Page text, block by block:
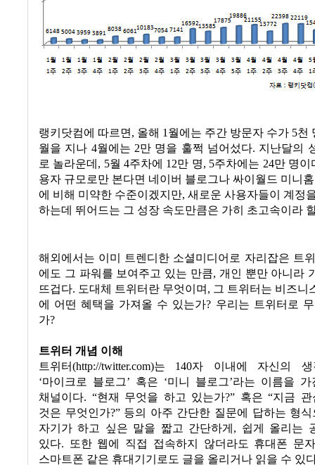
랭키닷컴에 따르면, 올해 1월에는 주간 방문자 수가 5천
월을 지나 4월에는 2만 명을 훌쩍 넘어섰다. 지난달의
로 놀라운데 , 5월 4주차에 12만 명, 5주차에는 24만 명이
용자 규모로만 본다면 네이버 블로그나 싸이월드 미니
에 비해 미약한 수준이겠지만, 새로운 사용자들이 계정
하는데 뛰어드는 그 성장 속도만큼은 가히 초고속이라
해외에서는 이미 트렌디한 소셜미디어로 자리잡은 트
에도 그 파워를 보여주고 있는 만큼, 개인 뿐만 아니라
뜨겁다. 도대체 트위터란 무엇이며 , 그 트위터는 비즈니
에 어떤 혜택을 가져올 수 있는가? 우리는 트위터로
가?
트위터 개념 이해
트위터(http://twitter.com)는 140자 이내에 자신의 생
‘마이크로 블로그’ 혹은 ‘미니 블로그’라는 이름을
채널이다. “현재 무엇을 하고 있는가?” 혹은“지금
것은 무엇인가?” 등의 아주 간단한 질문에 답하는 형식
자기가 하고 싶은 말을 짧고 간단하게 , 쉽게 올리는
있다. 또한 웹에 직접 접속하지 않더라도 휴대폰 문
스마트폰 같은 휴대기기로도 글을 올리거나 읽을 수 있